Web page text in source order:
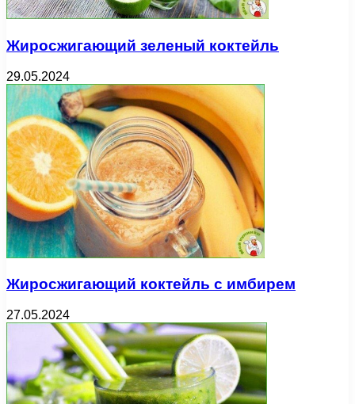
Жиросжигающий зеленый коктейль
29.05.2024
Жиросжигающий коктейль с имбирем
27.05.2024